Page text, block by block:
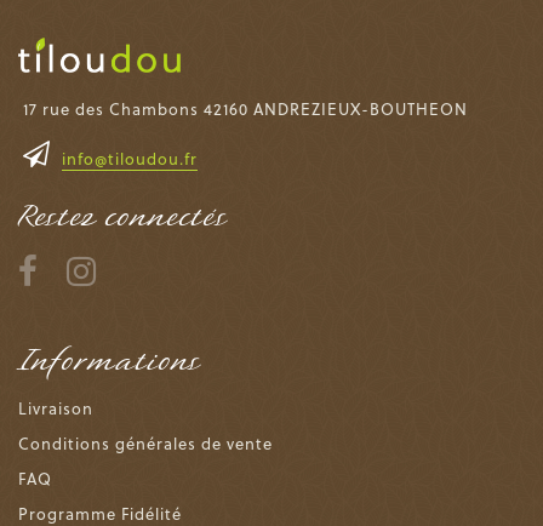
17 rue des Chambons 42160 ANDREZIEUX-BOUTHEON
info@tiloudou.fr
Restez connectés
Informations
Livraison
Conditions générales de vente
FAQ
Programme Fidélité